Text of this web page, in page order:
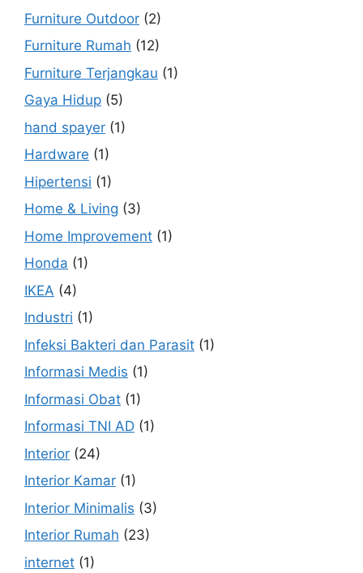
Furniture Outdoor (2)
Furniture Rumah (12)
Furniture Terjangkau (1)
Gaya Hidup (5)
hand spayer (1)
Hardware (1)
Hipertensi (1)
Home & Living (3)
Home Improvement (1)
Honda (1)
IKEA (4)
Industri (1)
Infeksi Bakteri dan Parasit (1)
Informasi Medis (1)
Informasi Obat (1)
Informasi TNI AD (1)
Interior (24)
Interior Kamar (1)
Interior Minimalis (3)
Interior Rumah (23)
internet (1)